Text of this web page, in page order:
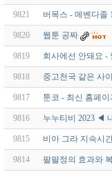
9821 버목스 - 메벤다졸
9820 웹툰 공짜
9819 회사에선 안돼요 -
9818 중고천국 같은 사
9817 툰코 - 최신 홈페
9816 누누티비 2023 ◀
9815 비아 그라 지속시
9814 팔팔정의 효과와